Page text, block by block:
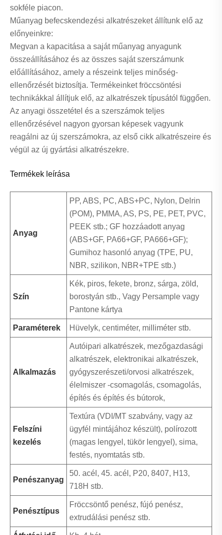
sokféle piacon.
Műanyag befecskendezési alkatrészeket állítunk elő az
előnyeinkre:
Megvan a kapacitása a saját műanyag anyagunk
összeállításához és az összes saját szerszámunk
előállításához, amely a részeink teljes minőség-
ellenőrzését biztosítja. Termékeinket fröccsöntési
technikákkal állítjuk elő, az alkatrészek típusától függően.
Az anyagi összetétel és a szerszámok teljes
ellenőrzésével nagyon gyorsan képesek vagyunk
reagálni az új szerszámokra, az első cikk alkatrészeire és
végül az új gyártási alkatrészekre.
Termékek leírása
Anyag
PP, ABS, PC, ABS+PC, Nylon, Delrin
(POM), PMMA, AS, PS, PE, PET, PVC,
PEEK stb.; GF hozzáadott anyag
(ABS+GF, PA66+GF, PA666+GF);
Gumihoz hasonló anyag (TPE, PU, ​​
NBR, szilikon, NBR+TPE stb.)
Szín
Kék, piros, fekete, bronz, sárga, zöld,
borostyán stb., Vagy Persample vagy
Pantone kártya
Paraméterek Hüvelyk, centiméter, milliméter stb.
Alkalmazás
Autóipari alkatrészek, mezőgazdasági
alkatrészek, elektronikai alkatrészek,
gyógyszerészeti/orvosi alkatrészek,
élelmiszer -csomagolás, csomagolás,
építés és építés és bútorok,
Felszíni
kezelés
Textúra (VDI/MT szabvány, vagy az
ügyfél mintájához készült), polírozott
(magas lengyel, tükör lengyel), sima,
festés, nyomtatás stb.
Penészanyag
50. acél, 45. acél, P20, 8407, H13,
718H stb.
Penésztípus
Fröccsöntő penész, fújó penész,
extrudálási penész stb.